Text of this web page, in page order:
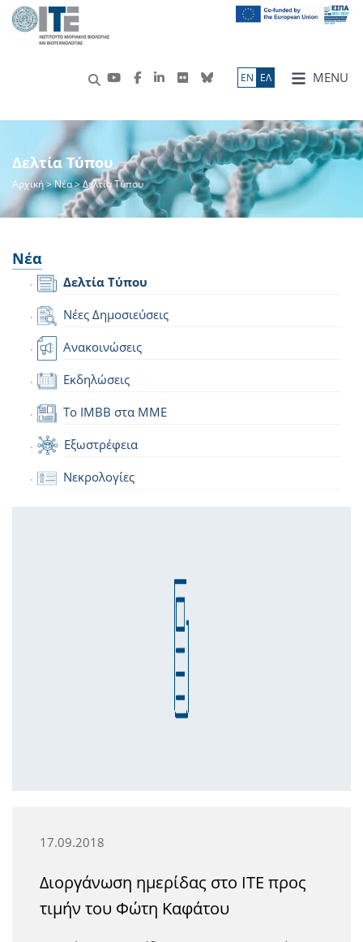
MENU
ΕN ΕΛ
Δελτία Τύπου
Αρχική>Νέα> Δελτία Τύπου
Νέα
Δελτία Τύπου
Νέες Δημοσιεύσεις
Ανακοινώσεις
Εκδηλώσεις
Το IMBB στα ΜΜΕ
Εξωστρέφεια
Νεκρολογίες
17.09.2018
Διοργάνωση ημερίδας στο ΙΤΕ προς
τιμήν του Φώτη Καφάτου